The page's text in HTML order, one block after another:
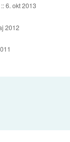
::6. okt 2013
2012